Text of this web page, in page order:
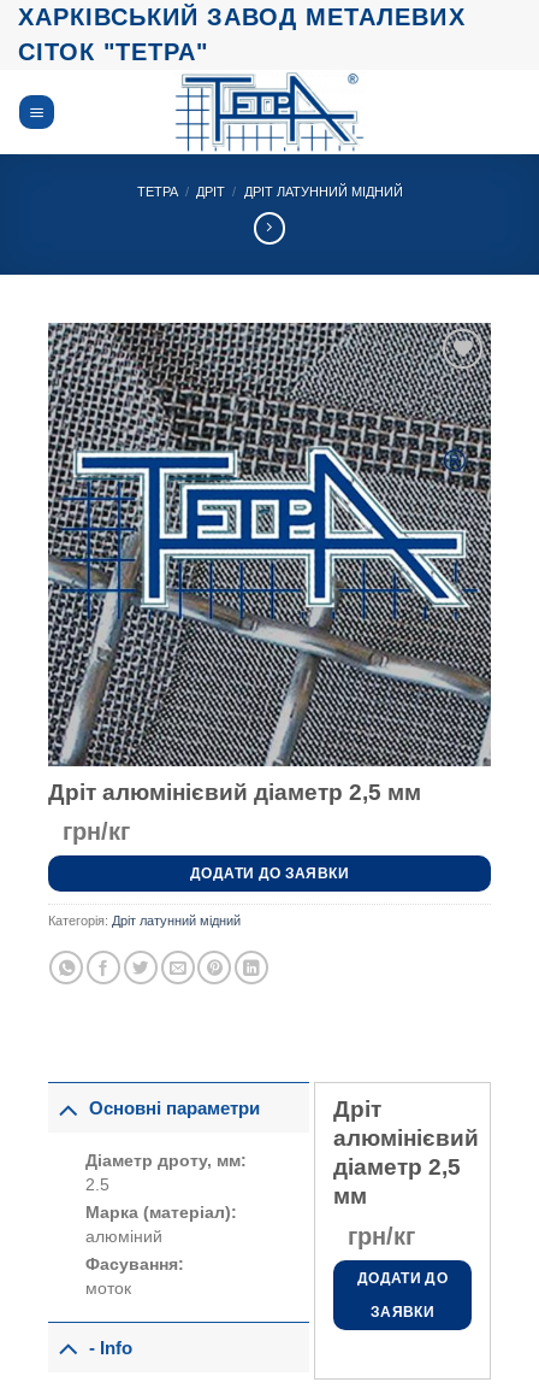
Skip
content
ХАРКІВСЬКИЙ ЗАВОД МЕТАЛЕВИХ
СІТОК "ТЕТРА"
ТЕТРА / ДРІТ / ДРІТ ЛАТУННИЙ МІДНИЙ
Дріт алюмінієвий діаметр 2,5 мм
грн/кг
ДОДАТИ ДО ЗАЯВКИ
Категорія: Дріт латунний мідний
Дріт
алюмінієвий
діаметр 2,5
мм
грн/кг
ДОДАТИ ДО
ЗАЯВКИ
Основні параметри
Діаметр дроту, мм:
2.5
Марка (матеріал):
алюміний
Фасування:
моток
- Info